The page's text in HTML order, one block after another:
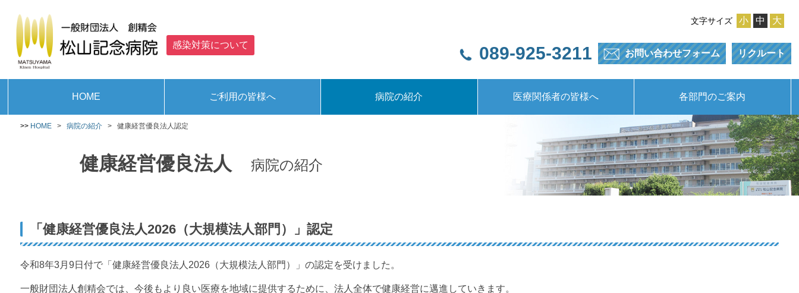
感染対策について
文字サイズ 小 中 大
リクルート
お問い合わせフォーム
089-925-3211
HOME ご利用の皆様へ
外来案内（精神科一般、依存症、認知症）
児童思春期
漢方内科
院外処方せん
診療案内
入院案内
お見舞い・面会について
利便施設
併設施設
退院支援と各種医療サービス
障害者スポーツ活動
アルコールと健康について
クロザピン治療について
反復経頭蓋磁気刺激療法（rTMS）の実施について
修正型通電療法（m-ECT）の実施について
臨床研究に関する情報公開について
病院敷地内における写真・動画撮影、録音等の記録について
携帯電話の使用について
駐車場について
個人情報の取り扱いについて
家族の皆様へ
病院の紹介
理事長・院長挨拶
理念方針
健康経営宣言
健康経営優良法人認定
日本精神科救急学会 認定医制度認定施設
人生の最終段階における適切な意思決定支援に関する指針
沿革
病院概要
施設紹介
病院機能紹介
施設基準
情報公開
身体的拘束最小化に関する方針
医療関係者の皆様へ
お知らせ（最新情報）
地域連携室
採用情報
福利厚生
院内保育所
研修制度
臨床研修医について
委員会紹介
看護インターンシップ
各部門のご案内
医局
看護部
リハビリテーション課
栄養係
検査課
医療安全管理室
感染管理室
薬剤課
事務部門
地域医療福祉事業部
併設施設
HOME> 病院の紹介> 健康経営優良法人認定
健康経営優良法人病院の紹介
「健康経営優良法人2026（大規模法人部門）」認定
令和8年3月9日付で「健康経営優良法人2026（大規模法人部門）」の認定を受けました。
一般財団法人創精会では、今後もより良い医療を地域に提供するために、法人全体で健康経営に邁進していきます。